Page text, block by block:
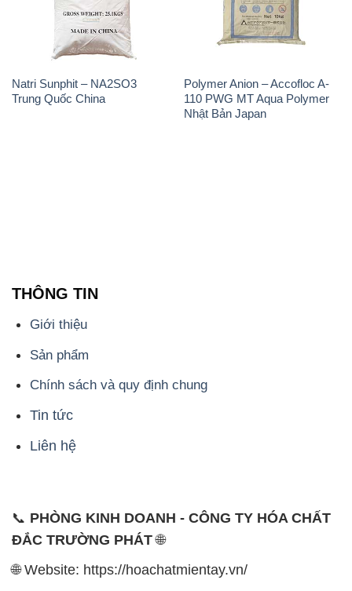
Natri Sunphit – NA2SO3
Trung Quốc China
Polymer Anion – Accofloc A-
110 PWG MT Aqua Polymer
Nhật Bản Japan
THÔNG TIN
Giới thiệu
Sản phẩm
Chính sách và quy định chung
Tin tức
Liên hệ
📞 PHÒNG KINH DOANH - CÔNG TY HÓA CHẤT
ĐẮC TRƯỜNG PHÁT🌐
🌐 Website: https://hoachatmientay.vn/